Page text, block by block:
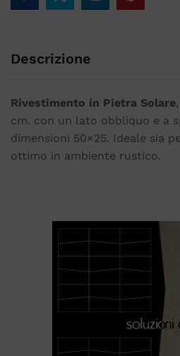
Descrizione
Rivestimento in Pietra Solare
cm. con un lato obbliquo e a
dimensioni 50×25. Ideale sia
ottimo in ambiente rustico.